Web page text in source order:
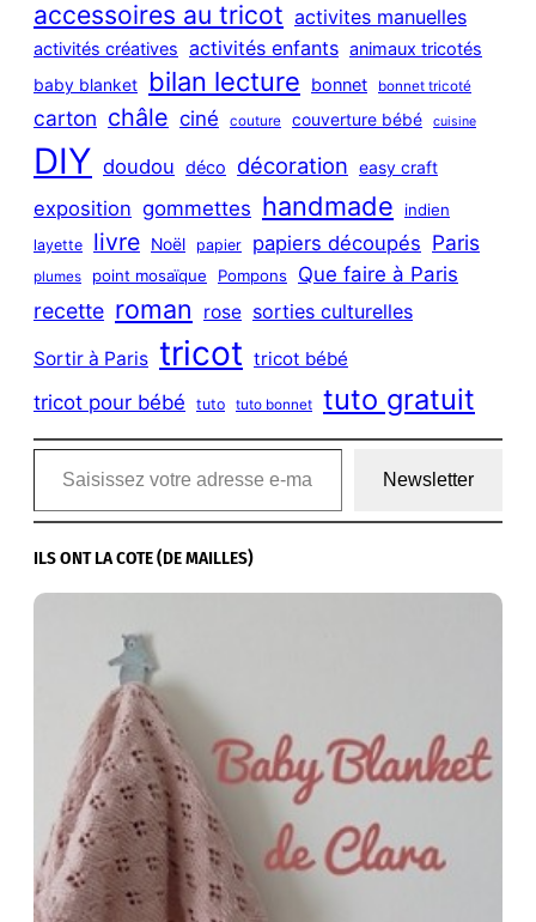
c
h
accessoires au tricot activites manuelles
activités créatives activités enfants animaux tricotés
baby blanket bilan lecture bonnet bonnet tricoté
carton châle ciné couture couverture bébé cuisine
DIY doudou déco décoration easy craft
exposition gommettes handmade indien
layette livre Noël papier papiers découpés Paris
plumes point mosaïque Pompons Que faire à Paris
recette roman rose sorties culturelles
Sortir à Paris tricot tricot bébé
tricot pour bébé tuto tuto bonnet tuto gratuit
Saisissez votre adresse e-mail…
Newsletter
ILS ONT LA COTE (DE MAILLES)